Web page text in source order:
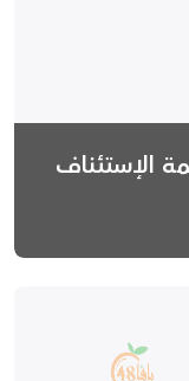
الإستئناف